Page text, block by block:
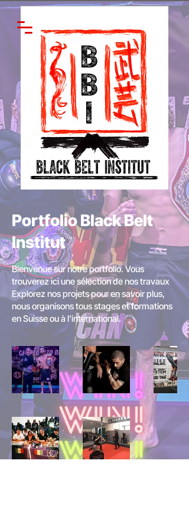
Portfolio Black Belt
Institut
Bienvenue sur notre portfolio. Vous
trouverez ici une sélection de nos travaux
Explorez nos projets pour en savoir plus,
nous organisons tous stages et formations
en Suisse ou à l'international.